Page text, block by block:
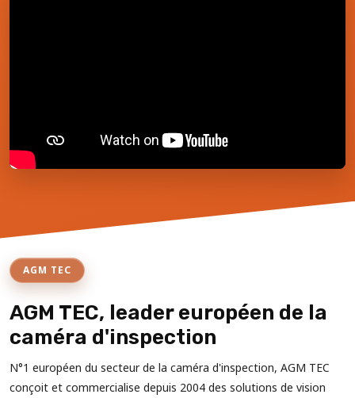
AGM TEC
AGM TEC, leader européen de la
caméra d'inspection
N°1 européen du secteur de la caméra d'inspection, AGM TEC
conçoit et commercialise depuis 2004 des solutions de vision